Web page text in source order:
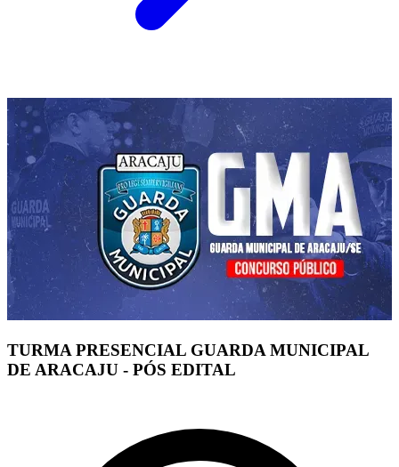
TURMA PRESENCIAL GUARDA MUNICIPAL
DE ARACAJU - PÓS EDITAL